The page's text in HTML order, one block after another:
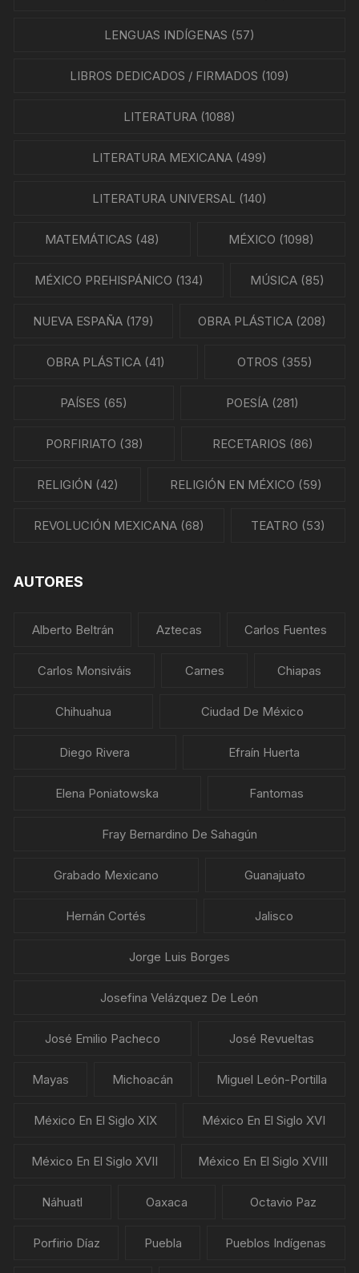
LENGUAS INDÍGENAS (57)
LIBROS DEDICADOS / FIRMADOS (109)
LITERATURA(1088)
LITERATURA MEXICANA(499)
LITERATURA UNIVERSAL (140)
MATEMÁTICAS (48) MÉXICO (1098)
MÉXICO PREHISPÁNICO (134) MÚSICA (85)
NUEVA ESPAÑA(179) OBRA PLÁSTICA (208)
OBRA PLÁSTICA (41) OTROS (355)
PAÍSES (65) POESÍA (281)
PORFIRIATO (38) RECETARIOS (86)
RELIGIÓN (42) RELIGIÓN EN MÉXICO (59)
REVOLUCIÓN MEXICANA (68) TEATRO (53)
AUTORES
Alberto Beltrán Aztecas Carlos Fuentes
Carlos Monsiváis Carnes Chiapas
Chihuahua Ciudad De México
Diego Rivera Efraín Huerta
Elena Poniatowska Fantomas
Fray Bernardino De Sahagún
Grabado Mexicano Guanajuato
Hernán Cortés Jalisco
Jorge Luis Borges
Josefina Velázquez De León
José Emilio Pacheco José Revueltas
Mayas Michoacán Miguel León-Portilla
México En El Siglo XIX México En El Siglo XVI
México En El Siglo XVII México En El Siglo XVIII
Náhuatl Oaxaca Octavio Paz
Porfirio Díaz Puebla Pueblos Indígenas